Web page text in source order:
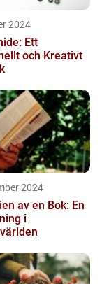
2024
Ett
och Kreativt
2024
av en Bok: En
i